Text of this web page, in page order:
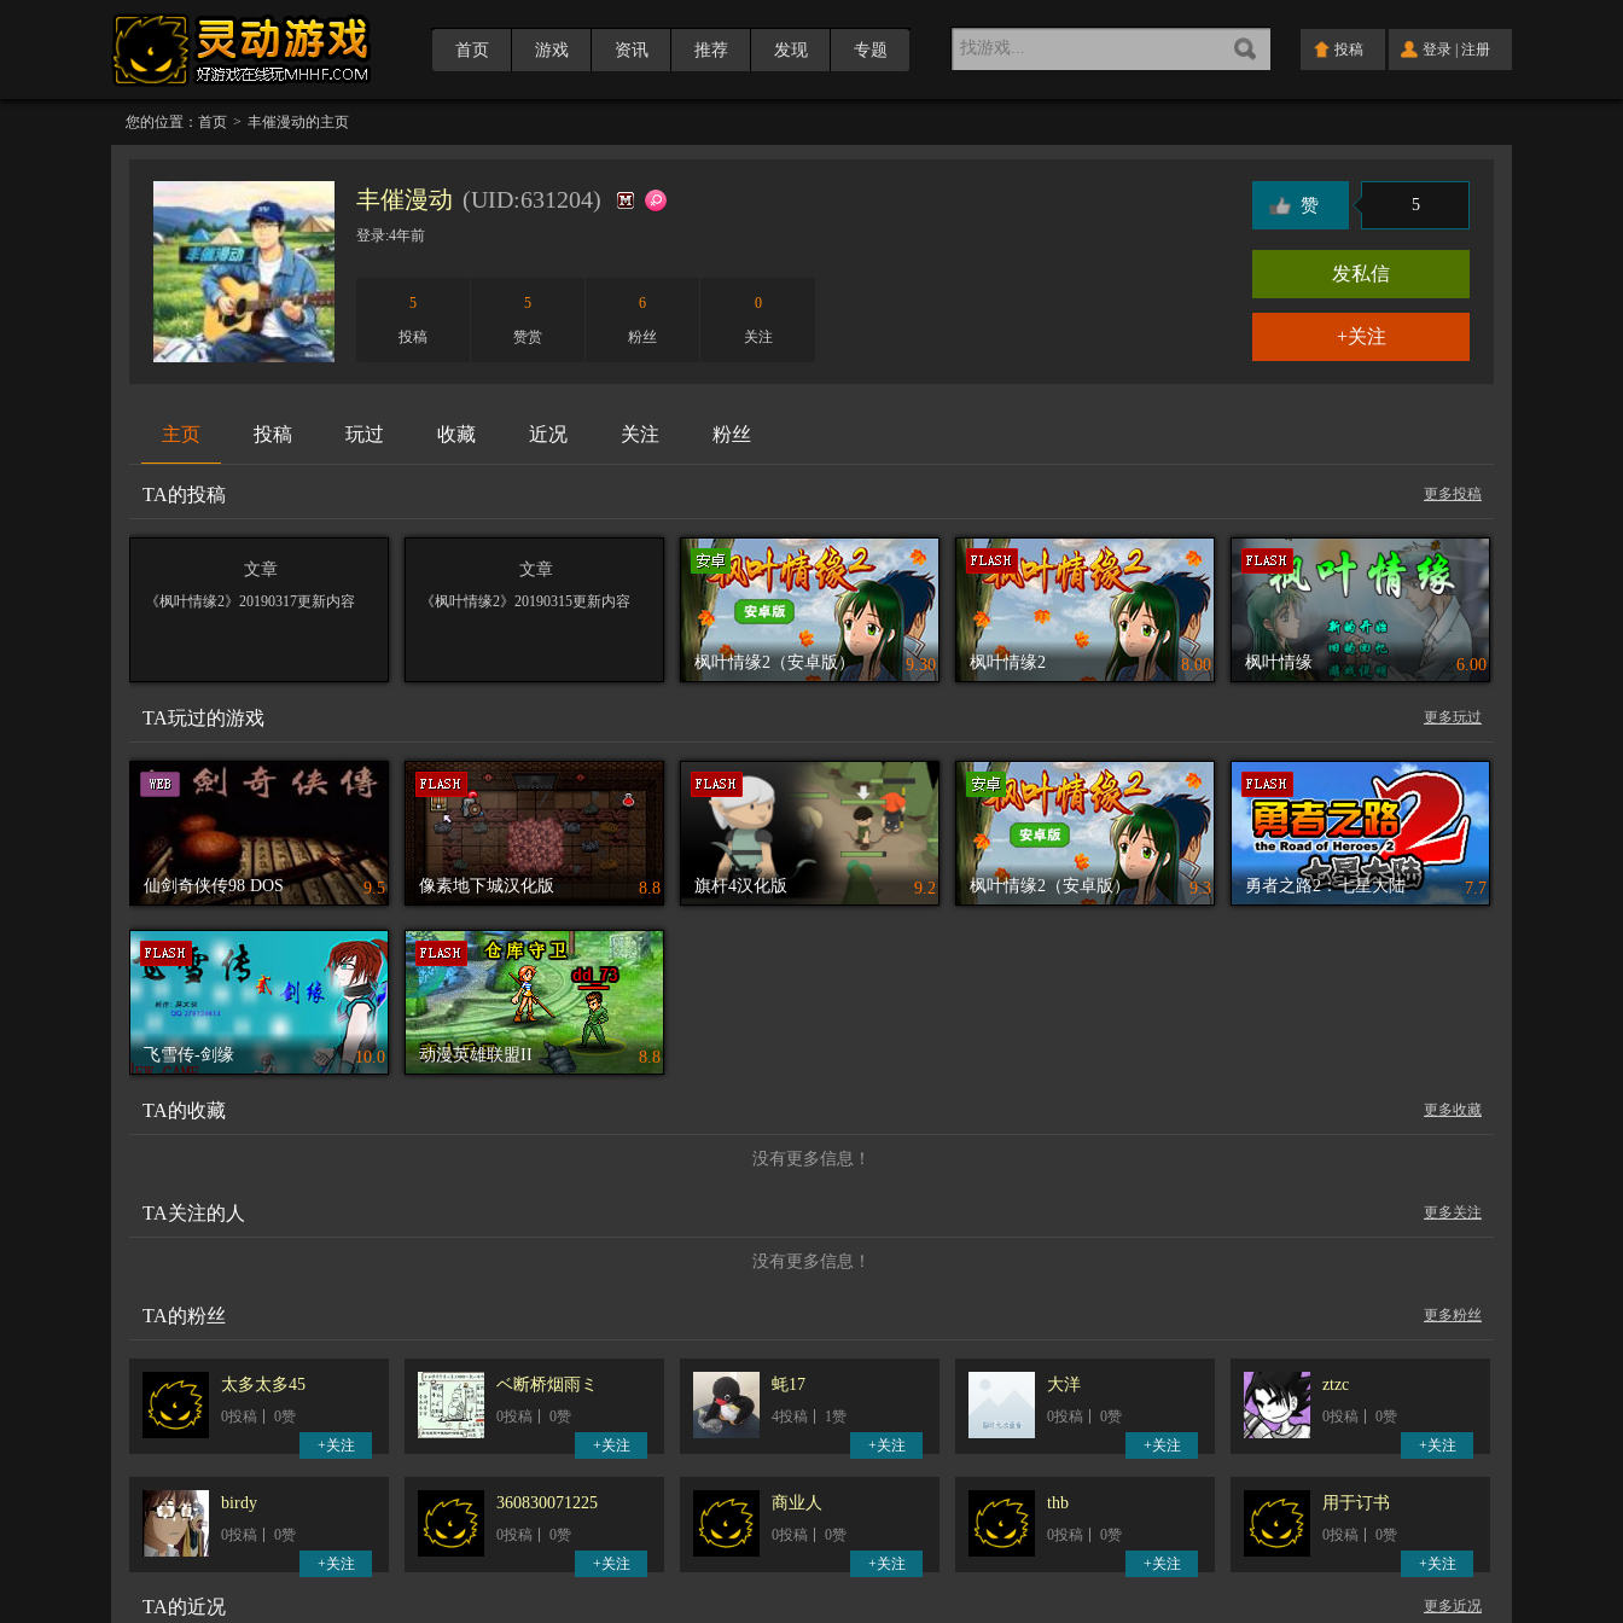
首页 游戏 资讯 推荐 发现 专题 投稿 登录 注册
您的位置： 首页 > 丰催漫动的主页
丰催漫动 (UID:631204)
登录:4年前
5
投稿
5
赞赏
6
粉丝
0
关注
赞 5
发私信
主页 投稿 玩过 收藏 近况 关注 粉丝
TA的投稿 更多投稿
文章
《枫叶情缘2》20190317更新内容
文章
《枫叶情缘2》20190315更新内容
枫叶情缘2（安卓版） 9.30 枫叶情缘2 8.00 枫叶情缘 6.00
TA玩过的游戏 更多玩过
仙剑奇侠传98 DOS 9.5 像素地下城汉化版 8.8 旗杆4汉化版 9.2 枫叶情缘2（安卓版） 9.3 勇者之路2：七星大陆 7.7
飞雪传-剑缘 10.0 动漫英雄联盟II 8.8
TA的收藏 更多收藏
没有更多信息！
TA关注的人 更多关注
没有更多信息！
TA的粉丝 更多粉丝
太多太多45
0投稿 0赞
ベ断桥烟雨ミ
0投稿 0赞
蚝17
4投稿 1赞
大洋
0投稿 0赞
ztzc
0投稿 0赞
birdy
0投稿 0赞
360830071225
0投稿 0赞
商业人
0投稿 0赞
thb
0投稿 0赞
用于订书
0投稿 0赞
TA的近况 更多近况